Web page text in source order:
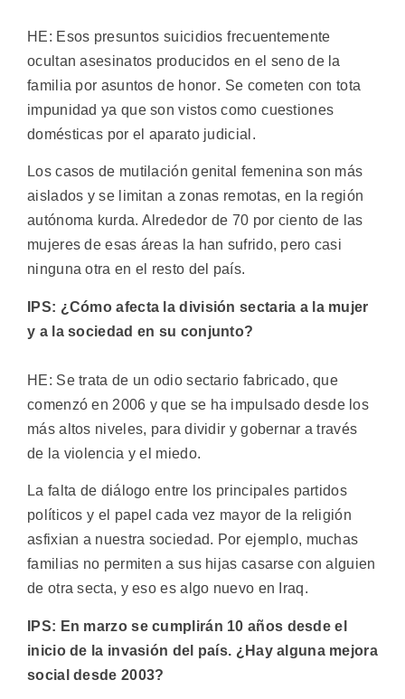
HE: Esos presuntos suicidios frecuentemente
ocultan asesinatos producidos en el seno de la
familia por asuntos de honor. Se cometen con tota
impunidad ya que son vistos como cuestiones
domésticas por el aparato judicial.
Los casos de mutilación genital femenina son más
aislados y se limitan a zonas remotas, en la región
autónoma kurda. Alrededor de 70 por ciento de las
mujeres de esas áreas la han sufrido, pero casi
ninguna otra en el resto del país.
IPS: ¿Cómo afecta la división sectaria a la mujer
y a la sociedad en su conjunto?
HE: Se trata de un odio sectario fabricado, que
comenzó en 2006 y que se ha impulsado desde los
más altos niveles, para dividir y gobernar a través
de la violencia y el miedo.
La falta de diálogo entre los principales partidos
políticos y el papel cada vez mayor de la religión
asfixian a nuestra sociedad. Por ejemplo, muchas
familias no permiten a sus hijas casarse con alguien
de otra secta, y eso es algo nuevo en Iraq.
IPS: En marzo se cumplirán 10 años desde el
inicio de la invasión del país. ¿Hay alguna mejora
social desde 2003?